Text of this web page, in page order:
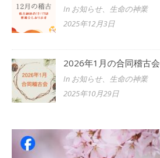
In お知らせ、生命の神業
2025年12月3日
2026年1月の合同稽古会
In お知らせ、生命の神業
2025年10月29日